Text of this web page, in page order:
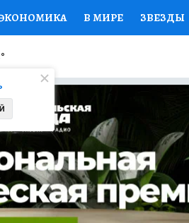
В МИРЕ ЗВЕЗДЫ
НАЦИОНАЛЬНЫЕ
Я ЗНАЮ СЕМЬЯ ЖЕНСКИЕ
СПЕЦПРОЕКТЫ
КОНКУРСЫ РАБОТА У НАС
°